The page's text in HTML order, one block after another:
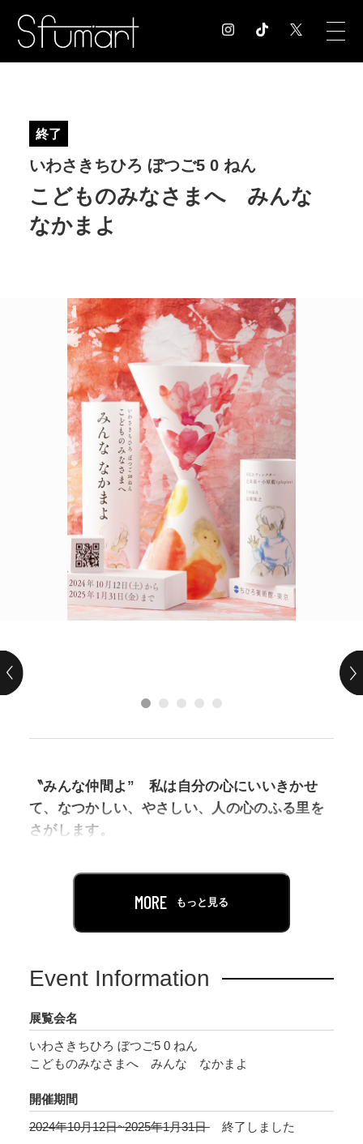
EXHIBITION 展覧会情報
MUSEUM 美術館情報
NEWS
POLICY COMPANY
終了
いわさきちひろ ぼつご5 0 ねん
こどものみなさまへ みんな
なかまよ
〝みんな仲間よ” 私は自分の心にいいきかせ
て、なつかしい、やさしい、人の心のふる里を
さがします。
に寄せてつづったものです。改めてちひろが絵
つめ直し、ちひろのことばから「みんな まか
まよ」を展覧会のタイトルにしました。「へい
わ」をテーマにした本展では、さまざまな「問
い」をデザインしてきた塩瀬隆之氏の協力を得
て、ちひろの絵を起点として、子どもから大人
まであらゆる人が、ひとりひとりの個性を大切
MORE もっと見る
Event Information
展覧会名
いわさきちひろ ぼつご5 0 ねん
こどものみなさまへ みんな なかまよ
開催期間
2024年10月12日~2025年1月31日
終了しました